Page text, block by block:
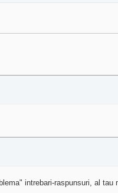
intrebari-raspunsuri, al